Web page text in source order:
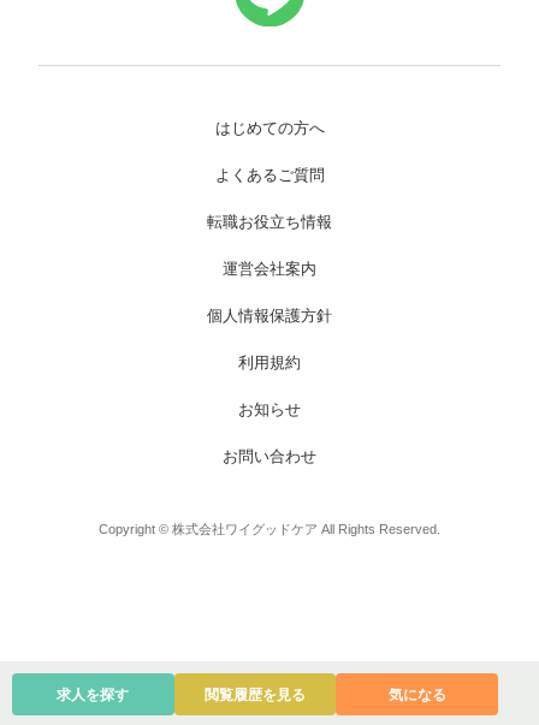
お問い合わせ
お電話でのお問い合わせ メールでのお問い合わせ
はじめての方へ
よくあるご質問
転職お役立ち情報
運営会社案内
個人情報保護方針
利用規約
お知らせ
お問い合わせ
Copyright © 株式会社ワイグッドケア All Rights Reserved.
求人を探す 閲覧履歴を見る 気になる